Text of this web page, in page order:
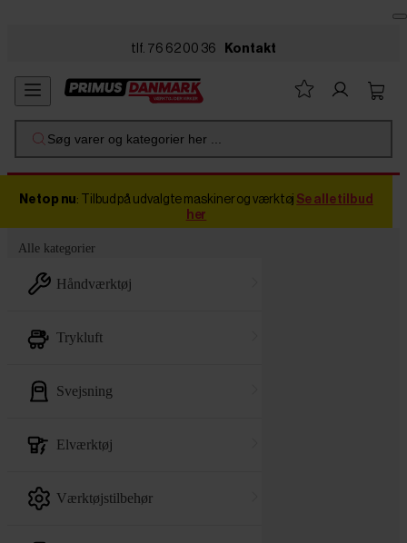
tlf. 76 62 00 36 Kontakt
Søg varer og kategorier her ...
Netop nu: Tilbud på udvalgte maskiner og værktøj Se alle tilbud
her
Alle kategorier
håndværktøj
trykluft
svejsning
elværktøj
værktøjstilbehør